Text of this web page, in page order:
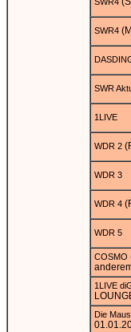
SWR4
SWR
1LIVE
WDR 2
WDR 3
WDR 4
WDR 5
COSMO
1LIVE
Die Maus